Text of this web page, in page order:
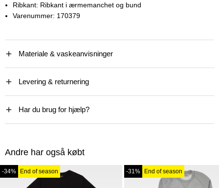
Ribkant: Ribkant i ærmemanchet og bund
Varenummer: 170379
Materiale & vaskeanvisninger
Levering & returnering
Har du brug for hjælp?
Andre har også købt
-34% End of season -31% End of season